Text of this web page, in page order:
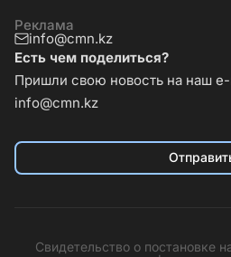
Реклама
info@cmn.kz
Есть чем поделиться?
Пришли свою новость на наш
info@cmn.kz
Свидетельство о постановке